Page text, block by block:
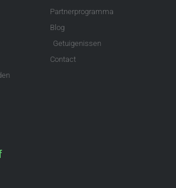
Partnerprogramma
Blog
Getuigenissen
Contact